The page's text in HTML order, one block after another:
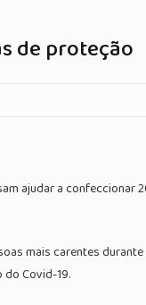
de proteção
ajudar a confeccionar
mais carentes
Covid-19.